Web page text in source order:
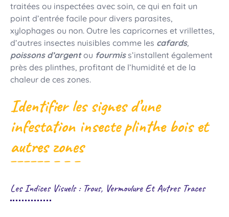
traitées ou inspectées avec soin, ce qui en fait un
point d’entrée facile pour divers parasites,
xylophages ou non. Outre les capricornes et vrillettes,
d’autres insectes nuisibles comme les cafards,
poissons d’argentou fourmiss’installent également
près des plinthes, profitant de l’humidité et de la
chaleur de ces zones.
Identifier les signes d’une
infestation insecte plinthe bois et
autres zones
Les Indices Visuels : Trous, Vermoulure Et Autres Traces